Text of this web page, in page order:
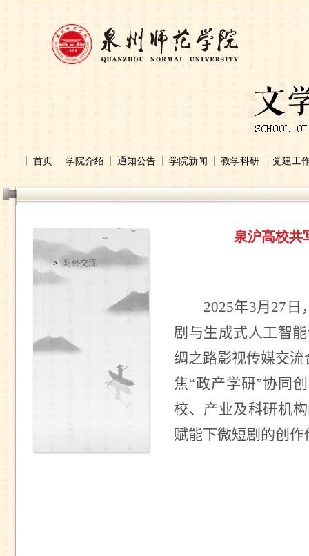
首页 学院介绍 通知公告 学院新闻 教学科研 党建工
对外交流
泉沪高校共
2025年3月 27 日
剧与生成式人工智
绸之路影视传媒交
焦“政产学研”协同
校、产业及科研机
赋能下微短剧的创